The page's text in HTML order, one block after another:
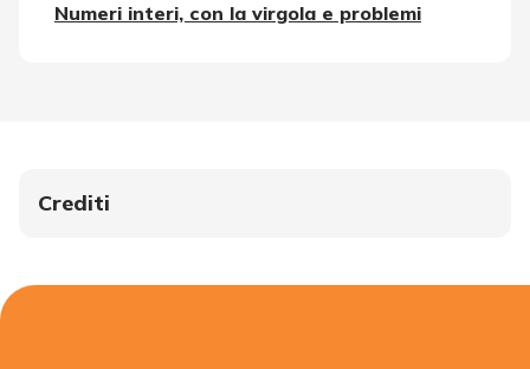
Numeri interi, con la virgola e problemi
Crediti